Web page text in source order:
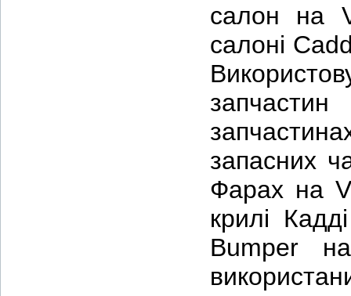
салон на
салоні
запасних
Фарах на
крилі
Bumper